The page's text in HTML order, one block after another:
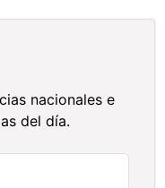
nacionales e
del día.